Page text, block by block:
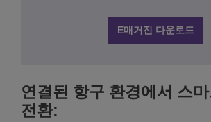
E매거진 다운로드
연결된 항구 환경에서 스
전환: